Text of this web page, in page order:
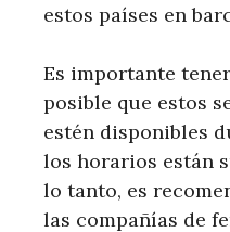
estos países en
Es importante
posible que estos
estén disponibles
los horarios están
lo tanto, es
las compañías de